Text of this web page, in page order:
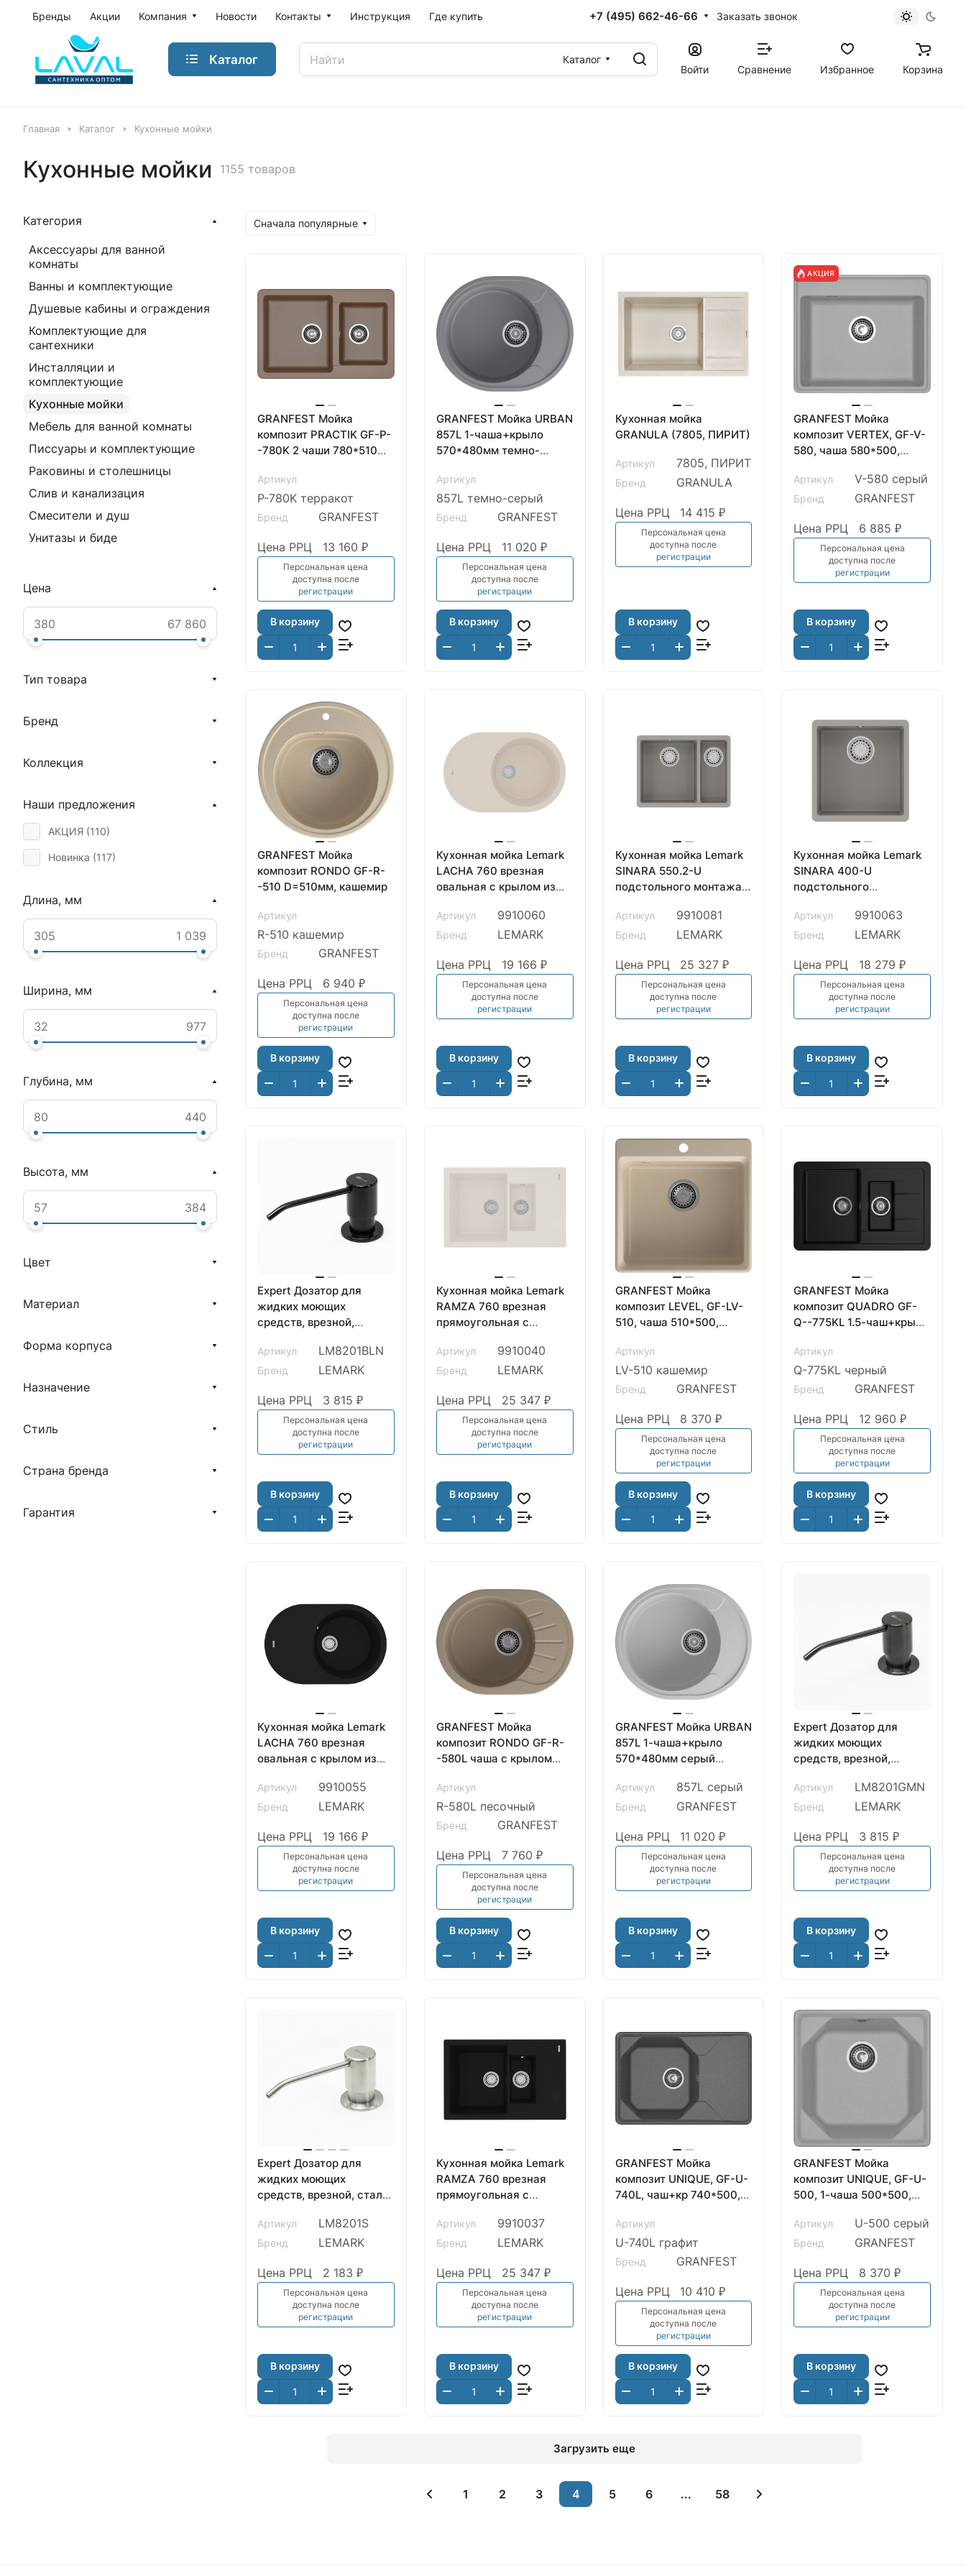
Бренды Акции Компания Новости Контакты Инструкция Где купить +7 (495) 662-46-66 Заказать звонок
Каталог
Каталог
Войти
Сравнение Избранное Корзина
Главная Каталог Кухонные мойки
Кухонные мойки 1155 товаров
Сначала популярные
GRANFEST Мойка
композит PRACTIK GF-P-
-780K 2 чаши 780*510
Артикул
P-780K терракот
Бренд GRANFEST
Цена РРЦ 13 160 ₽
Персональная цена
доступна после
регистрации
В корзину
GRANFEST Мойка URBAN
857L 1-чаша+крыло
570*480мм темно-
Артикул
857L темно-серый
Бренд GRANFEST
Цена РРЦ 11 020 ₽
Персональная цена
доступна после
регистрации
В корзину
Кухонная мойка
GRANULA (7805, ПИРИТ)
Артикул 7805, ПИРИТ
Бренд GRANULA
Цена РРЦ 14 415 ₽
Персональная цена
доступна после
регистрации
В корзину
АКЦИЯ
GRANFEST Мойка
композит VERTEX, GF-V-
580, чаша 580*500,
Артикул V-580 серый
Бренд GRANFEST
Цена РРЦ 6 885 ₽
Персональная цена
доступна после
регистрации
В корзину
GRANFEST Мойка
композит RONDO GF-R-
-510 D=510мм, кашемир
Артикул
R-510 кашемир
Бренд GRANFEST
Цена РРЦ 6 940 ₽
Персональная цена
доступна после
регистрации
В корзину
Кухонная мойка Lemark
LACHA 760 врезная
овальная с крылом из
Артикул 9910060
Бренд LEMARK
Цена РРЦ 19 166 ₽
Персональная цена
доступна после
регистрации
В корзину
Кухонная мойка Lemark
SINARA 550.2-U
подстольного монтажа с
кварцгранита, Грей
Артикул 9910081
Бренд LEMARK
Цена РРЦ 25 327 ₽
Персональная цена
доступна после
регистрации
В корзину
Кухонная мойка Lemark
SINARA 400-U
подстольного
кварцгранита, Грей
Артикул 9910063
Бренд LEMARK
Цена РРЦ 18 279 ₽
Персональная цена
доступна после
регистрации
В корзину
Expert Дозатор для
жидких моющих
средств, врезной,
LM8201BLN
Артикул LM8201BLN
Бренд LEMARK
Цена РРЦ 3 815 ₽
Персональная цена
доступна после
регистрации
В корзину
Кухонная мойка Lemark
RAMZA 760 врезная
прямоугольная с
кварцгранита, Жасмин
Артикул 9910040
Бренд LEMARK
Цена РРЦ 25 347 ₽
Персональная цена
доступна после
регистрации
В корзину
GRANFEST Мойка
композит LEVEL, GF-LV-
510, чаша 510*500,
Артикул
LV-510 кашемир
Бренд GRANFEST
Цена РРЦ 8 370 ₽
Персональная цена
доступна после
регистрации
В корзину
GRANFEST Мойка
композит QUADRO GF-
Q--775KL 1.5-чаш+крыло
арт.GF-
Артикул
Q-775KL черный
Бренд GRANFEST
Цена РРЦ 12 960 ₽
Персональная цена
доступна после
регистрации
В корзину
Кухонная мойка Lemark
LACHA 760 врезная
овальная с крылом из
Артикул 9910055
Бренд LEMARK
Цена РРЦ 19 166 ₽
Персональная цена
доступна после
регистрации
В корзину
GRANFEST Мойка
композит RONDO GF-R-
-580L чаша с крылом
арт.GF-
Артикул
R-580L песочный
Бренд GRANFEST
Цена РРЦ 7 760 ₽
Персональная цена
доступна после
регистрации
В корзину
GRANFEST Мойка URBAN
857L 1-чаша+крыло
570*480мм серый
Артикул 857L серый
Бренд GRANFEST
Цена РРЦ 11 020 ₽
Персональная цена
доступна после
регистрации
В корзину
Expert Дозатор для
жидких моющих
средств, врезной,
LM8201GMN
Артикул LM8201GMN
Бренд LEMARK
Цена РРЦ 3 815 ₽
Персональная цена
доступна после
регистрации
В корзину
Expert Дозатор для
жидких моющих
средств, врезной, сталь,
Артикул LM8201S
Бренд LEMARK
Цена РРЦ 2 183 ₽
Персональная цена
доступна после
регистрации
В корзину
Кухонная мойка Lemark
RAMZA 760 врезная
прямоугольная с
кварцгранита, Антрацит
Артикул 9910037
Бренд LEMARK
Цена РРЦ 25 347 ₽
Персональная цена
доступна после
регистрации
В корзину
GRANFEST Мойка
композит UNIQUE, GF-U-
740L, чаш+кр 740*500,
Артикул
U-740L графит
Бренд GRANFEST
Цена РРЦ 10 410 ₽
Персональная цена
доступна после
регистрации
В корзину
GRANFEST Мойка
композит UNIQUE, GF-U-
500, 1-чаша 500*500,
Артикул U-500 серый
Бренд GRANFEST
Цена РРЦ 8 370 ₽
Персональная цена
доступна после
регистрации
В корзину
Загрузить еще
1 2 3 4 5 6 ... 58
Категория
Аксессуары для ванной
комнаты
Ванны и комплектующие
Душевые кабины и ограждения
Комплектующие для
сантехники
Инсталляции и
комплектующие
Кухонные мойки
Мебель для ванной комнаты
Писсуары и комплектующие
Раковины и столешницы
Слив и канализация
Смесители и душ
Унитазы и биде
Цена
Тип товара
Бренд
Коллекция
Наши предложения
АКЦИЯ (110)
Новинка (117)
Длина, мм
Ширина, мм
Глубина, мм
Высота, мм
Цвет
Материал
Форма корпуса
Назначение
Стиль
Страна бренда
Гарантия